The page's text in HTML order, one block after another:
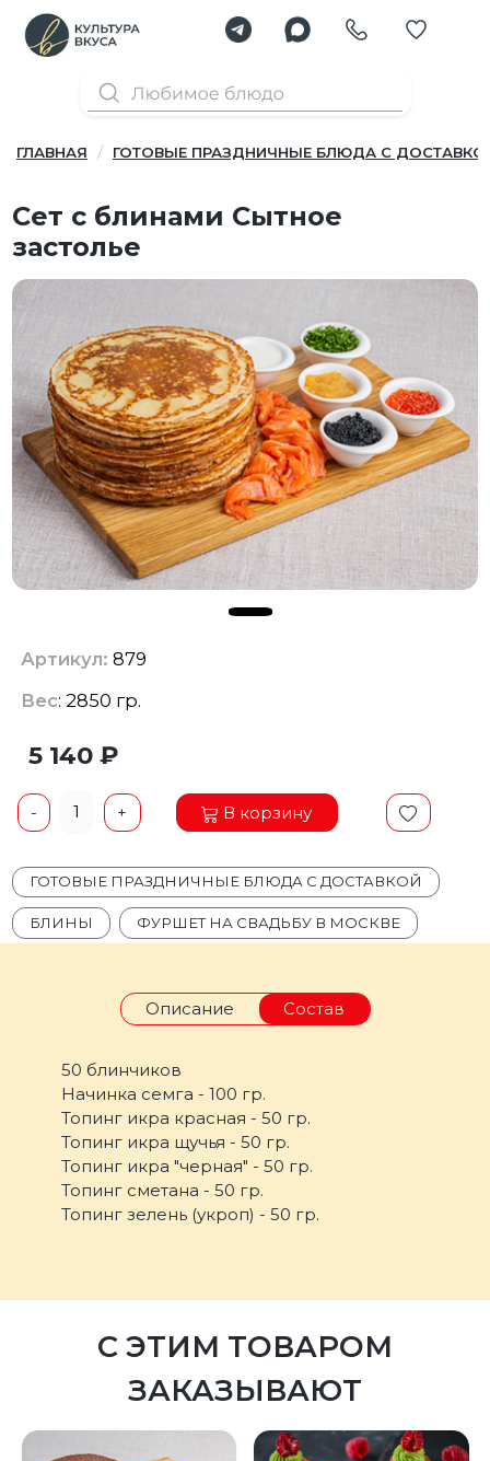
ГЛАВНАЯ ГОТОВЫЕ ПРАЗДНИЧНЫЕ БЛЮДА С
Сет с блинами Сытное
застолье
Артикул: 879
Вес: 2850 гр.
5 140 ₽
- 1 + В корзину
ГОТОВЫЕ ПРАЗДНИЧНЫЕ БЛЮДА С ДОСТАВКОЙ
БЛИНЫ ФУРШЕТ НА СВАДЬБУ В МОСКВЕ
Описание Состав
50 блинчиков
Начинка семга - 100 гр.
Топинг икра красная - 50 гр.
Топинг икра щучья - 50 гр.
Топинг икра "черная" - 50 гр.
Топинг сметана - 50 гр.
Топинг зелень (укроп) - 50 гр.
С ЭТИМ ТОВАРОМ
ЗАКАЗЫВАЮТ